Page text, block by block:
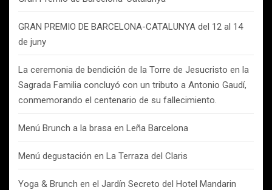
GRAN PREMIO DE BARCELONA-CATALUNYA del 12 al 14
de juny
La ceremonia de bendición de la Torre de Jesucristo en la
Sagrada Familia concluyó con un tributo a Antonio Gaudí,
conmemorando el centenario de su fallecimiento.
Menú Brunch a la brasa en Leña Barcelona
Menú degustación en La Terraza del Claris
Yoga & Brunch en el Jardín Secreto del Hotel Mandarin